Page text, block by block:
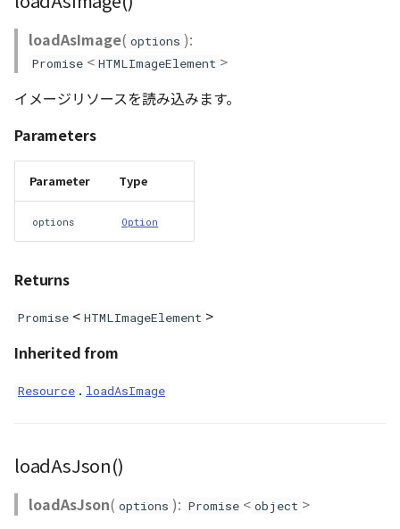
loadAsImage( options ):
Promise < HTMLImageElement >
イメージリソースを読み込みます。
Parameters
Parameter Type
options Option
Returns
Promise < HTMLImageElement >
Inherited from
Resource . loadAsImage
loadAsJson()
loadAsJson( options ): Promise < object >